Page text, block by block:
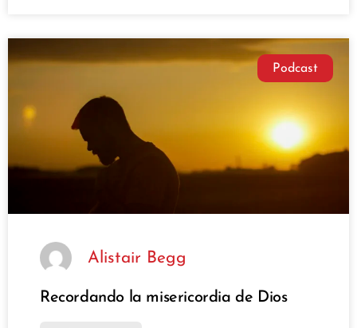
Podcast
Alistair Begg
Recordando la misericordia de Dios